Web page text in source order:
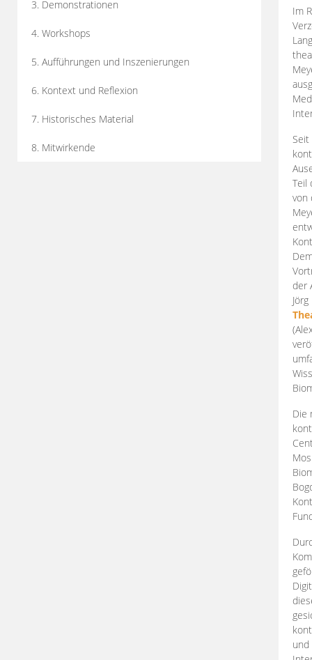
3. Demonstrationen
4. Workshops
5. Aufführungen und Inszenierungen
6. Kontext und Reflexion
7. Historisches Material
8. Mitwirkende
Im
Teil
von
der
Die